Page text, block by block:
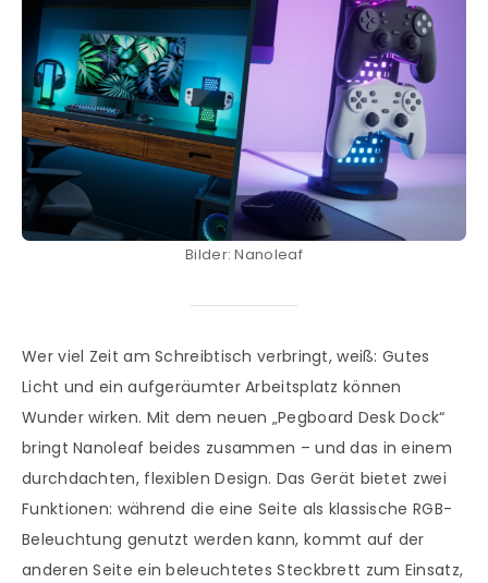
Bilder: Nanoleaf
Wer viel Zeit am Schreibtisch verbringt, weiß: Gutes
Licht und ein aufgeräumter Arbeitsplatz können
Wunder wirken. Mit dem neuen „Pegboard Desk Dock“
bringt Nanoleaf beides zusammen – und das in einem
durchdachten, flexiblen Design. Das Gerät bietet zwei
Funktionen: während die eine Seite als klassische RGB-
Beleuchtung genutzt werden kann, kommt auf der
anderen Seite ein beleuchtetes Steckbrett zum Einsatz,